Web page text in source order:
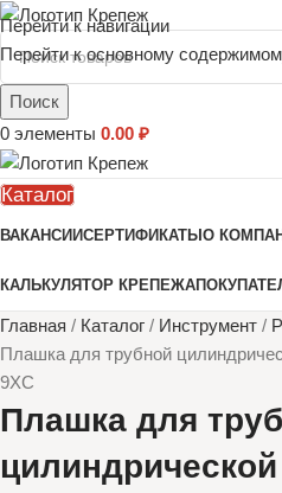
Перейти к навигации
Перейти к основному
Поиск
0 элементы 0.00 ₽
Каталог
ВАКАНСИИСЕРТИФИКАТЫ О
КАЛЬКУЛЯТОР КРЕПЕЖА
Главная / Каталог / Инструмент /
Плашка для трубной
9ХС
Плашка для